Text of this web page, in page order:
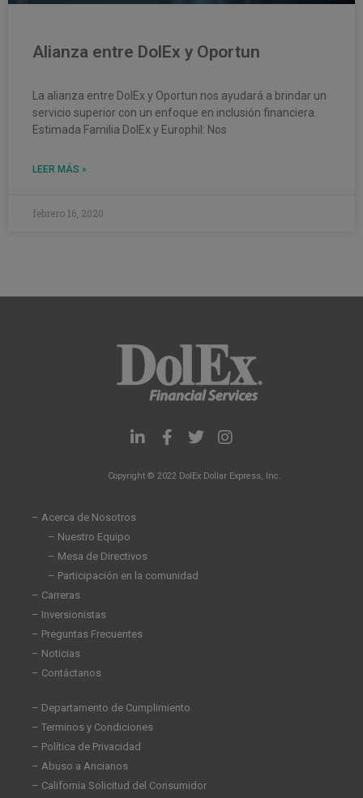
Alianza entre DolEx y Oportun
La alianza entre DolEx y Oportun nos ayudará a brindar un
servicio superior con un enfoque en inclusión financiera.
Estimada Familia DolEx y Europhil: Nos
LEER MÁS »
febrero 16, 2020
L
i
k
-
i
F
a
e
f
T
w
t
I
n
t
Copyright © 2022 DolEx Dollar Express, Inc.
– Acerca de Nosotros
– Nuestro Equipo
– Mesa de Directivos
– Participación en la comunidad
– Carreras
– Inversionistas
– Preguntas Frecuentes
– Noticias
– Contáctanos
– Departamento de Cumplimiento
– Terminos y Condiciones
– Política de Privacidad
– Abuso a Ancianos
– California Solicitud del Consumidor